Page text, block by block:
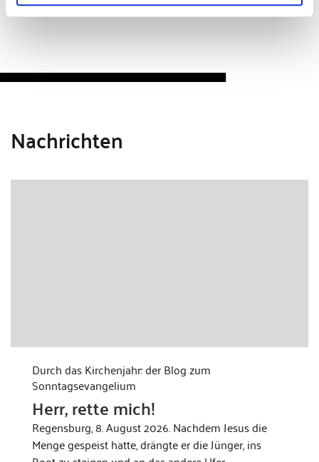
Nachrichten
Durch das Kirchenjahr: der Blog zum
Sonntagsevangelium
Herr, rette mich!
Regensburg, 8. August 2026. Nachdem Jesus die
Menge gespeist hatte, drängte er die Jünger, ins